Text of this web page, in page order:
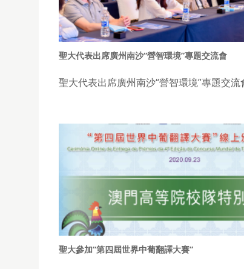
聖大代表出席廣州南沙“營智環境”專題交流會
聖大代表出席廣州南沙“營智環境”專題交流
聖大參加“第四屆世界中葡翻譯大賽”